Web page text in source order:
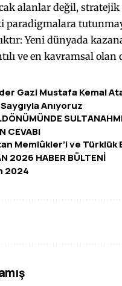
alanlar değil,
paradigmalara
Yeni dünyada
ve en kavramsal olan
Gazi Mustafa Kemal
Anıyoruz
CEVABI
Memlûkler’i ve Türklük
2026 HABER BÜLTENİ
2024